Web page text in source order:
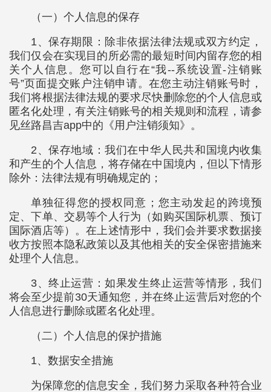
（一）个人信息的保存
1、保存期限：除非依据法律法规或双方约定，
我们仅会在实现目的所必需的最短时间内留存您的相
关个人信息。您可以自行在“我--系统设置-注销账
号”页面提交账户注销申请。在您主动注销账号时，
我们将根据法律法规的要求尽快删除您的个人信息或
匿名化处理，有关注销账号的相关规则和流程，请参
见丝路昌吉app中的《用户注销须知》。
2、保存地域：我们在中华人民共和国境内收集
和产生的个人信息，将存储在中国境内，但以下情形
除外：法律法规有明确规定的；
单独征得您的授权同意；您主动发起的跨境预
定、下单、交易等个人行为（如购买国际机票、预订
国际酒店等）。在上述情形中，我们会并要求数据接
收方按照本隐私政策以及其他相关的安全保密措施来
处理个人信息。
3、终止运营：如果发生终止运营等情形，我们
将会至少提前30天通知您，并在终止运营后对您的个
人信息进行删除或匿名化处理。
（二）个人信息的保护措施
1、数据安全措施
为保障您的信息安全，我们努力采取各种符合业